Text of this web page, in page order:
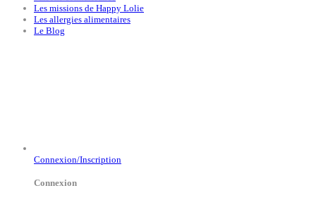
Les missions de Happy Lolie
Les allergies alimentaires
Le Blog
Connexion/Inscription
Connexion